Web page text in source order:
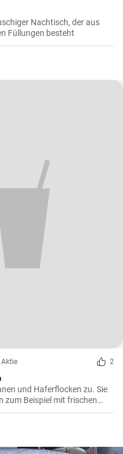
Nachtisch, der aus
Füllungen besteht
Aktie 2
und Haferflocken zu. Sie
zum Beispiel mit frischen
werden.